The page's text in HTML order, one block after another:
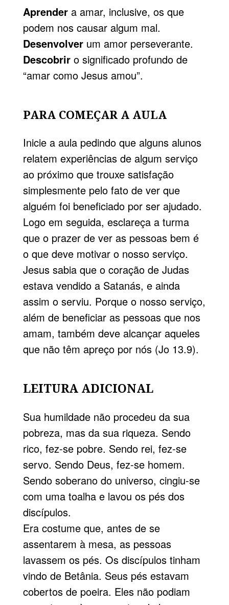
Aprender a amar, inclusive, os que
podem nos causar algum mal.
Desenvolver um amor perseverante.
Descobrir o significado profundo de
“amar como Jesus amou”.
PARA COMEÇAR A AULA
Inicie a aula pedindo que alguns alunos
relatem experiências de algum serviço
ao próximo que trouxe satisfação
simplesmente pelo fato de ver que
alguém foi beneficiado por ser ajudado.
Logo em seguida, esclareça a turma
que o prazer de ver as pessoas bem é
o que deve motivar o nosso serviço.
Jesus sabia que o coração de Judas
estava vendido a Satanás, e ainda
assim o serviu. Porque o nosso serviço,
além de beneficiar as pessoas que nos
amam, também deve alcançar aqueles
que não têm apreço por nós (Jo 13.9).
LEITURA ADICIONAL
Sua humildade não procedeu da sua
pobreza, mas da sua riqueza. Sendo
rico, fez-se pobre. Sendo rei, fez-se
servo. Sendo Deus, fez-se homem.
Sendo soberano do universo, cingiu-se
com uma toalha e lavou os pés dos
discípulos.
Era costume que, antes de se
assentarem à mesa, as pessoas
lavassem os pés. Os discípulos tinham
vindo de Betânia. Seus pés estavam
cobertos de poeira. Eles não podiam